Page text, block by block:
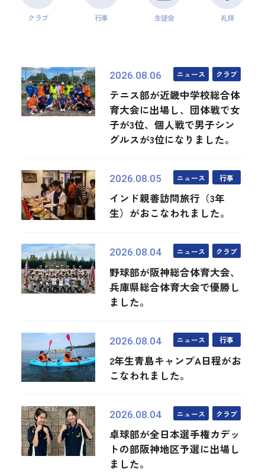
クラブ 行事 生徒会 礼拝
2026.08.06 ニュース クラブ
テニス部が近畿中学校総合体
育大会に出場し、団体戦で女
子が3位、個人戦で男子シン
グルスが3位になりました。
2026.08.05 ニュース 行事
インド親善訪問旅行（3年
生）がおこなわれました。
2026.08.04 ニュース クラブ
野球部が阪神総合体育大会、
兵庫県総合体育大会で優勝し
ました。
2026.08.04 ニュース 行事
2年生青島キャンプA日程がお
こなわれました。
2026.08.04 ニュース クラブ
卓球部が全日本選手権カデッ
トの部阪神地区予選に出場し
ました。